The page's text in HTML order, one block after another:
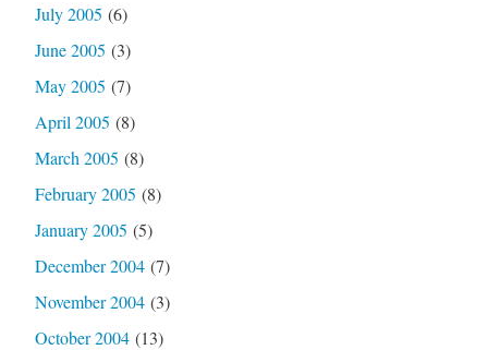
July 2005 (6)
June 2005 (3)
May 2005 (7)
April 2005 (8)
March 2005 (8)
February 2005 (8)
January 2005 (5)
December 2004(7)
November 2004(3)
October 2004(13)